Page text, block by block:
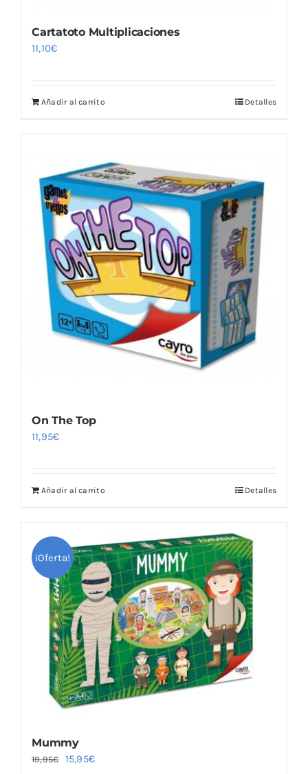
Cartatoto Multiplicaciones
11,10€
Añadir al carrito Detalles
On The Top
11,95€
Añadir al carrito Detalles
¡Oferta!
Mummy
19,95€
El
15,95€El